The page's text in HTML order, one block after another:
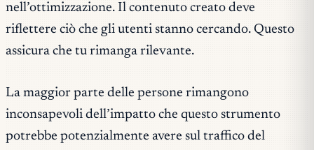
nell’ottimizzazione. Il contenuto creato deve
riflettere ciò che gli utenti stanno cercando. Questo
assicura che tu rimanga rilevante.
La maggior parte delle persone rimangono
inconsapevoli dell’impatto che questo strumento
potrebbe potenzialmente avere sul traffico del